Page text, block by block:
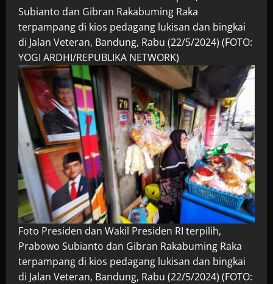
Subianto dan Gibran Rakabuming Raka
terpampang di kios pedagang lukisan dan bingkai
di Jalan Veteran, Bandung, Rabu (22/5/2024) (FOTO:
YOGI ARDHI/REPUBLIKA NETWORK)
Foto Presiden dan Wakil Presiden RI terpilih,
Prabowo Subianto dan Gibran Rakabuming Raka
terpampang di kios pedagang lukisan dan bingkai
di Jalan Veteran, Bandung, Rabu (22/5/2024) (FOTO: